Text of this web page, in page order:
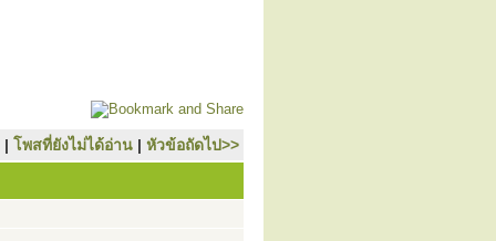
| โพสที่ยังไม่ได้อ่าน | หัวข้อถัดไป>>